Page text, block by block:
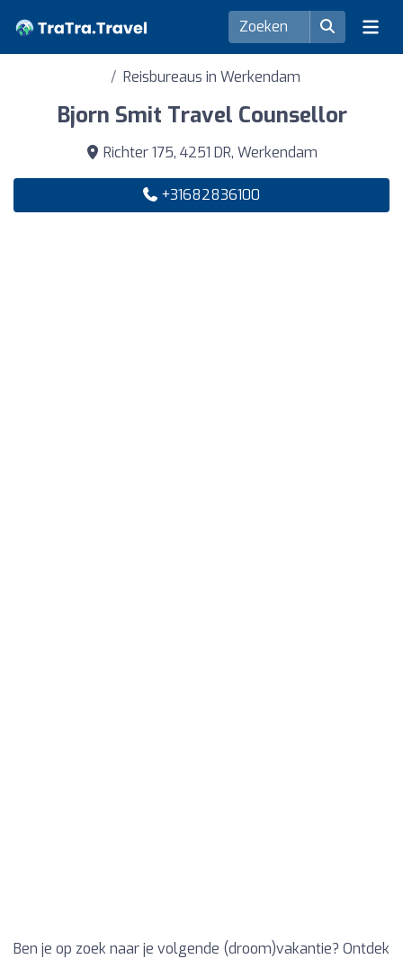
Reisbureaus in Werkendam
Bjorn Smit Travel Counsellor
Richter 175, 4251 DR, Werkendam
+31682836100
Ben je op zoek naar je volgende (droom)vakantie? Ontdek